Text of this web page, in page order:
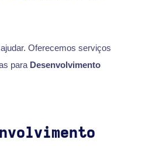
Oferecemos serviços
para Desenvolvimento